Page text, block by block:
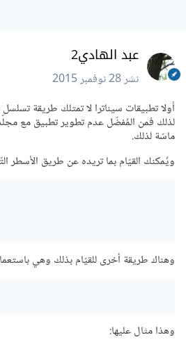
عبد الهادي2
نشر28 نوفمبر 2015
لذلك فمن المُفضّل عدم تطوير تطبيق مع
ماسّة لذلك.
ويُمكنك القيّام بما تريده عن طريق الأسطر
وهناك طريقة أخرى للقيّام بذلك وهي
وهذا مثال عليها: